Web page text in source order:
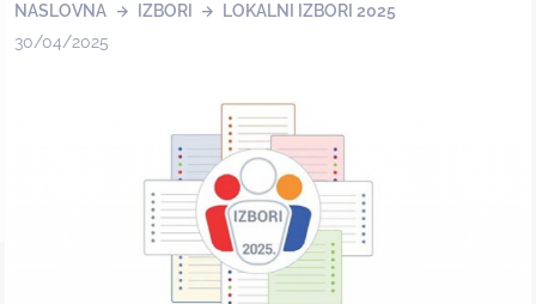
NASLOVNA IZBORI
LOKALNI IZBORI 2025
30/04/2025